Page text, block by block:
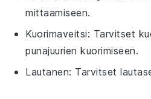
mittaamiseen.
Kuorimaveitsi: Tarvitset
punajuurien kuorimiseen.
Lautanen: Tarvitset